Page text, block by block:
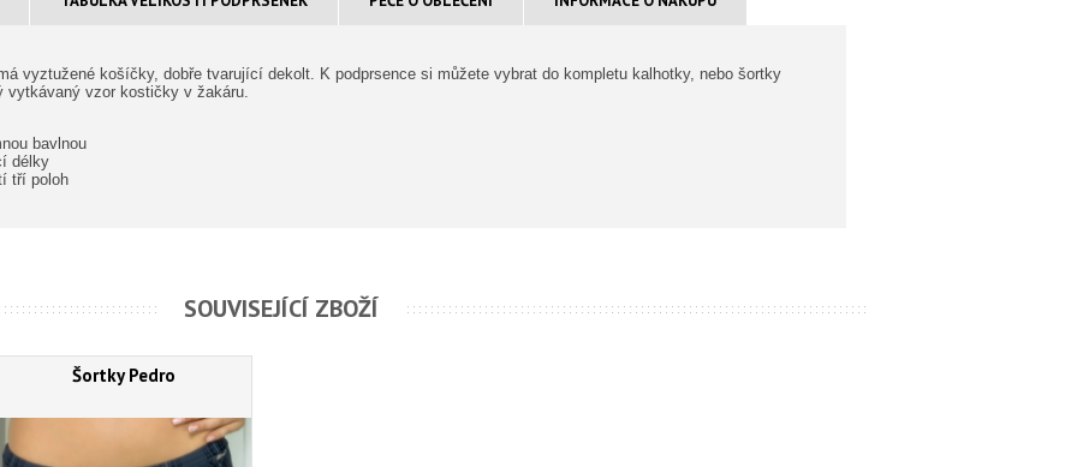
vyztužené košíčky, dobře tvarující dekolt. K podprsence si můžete vybrat do kompletu kalhotky, nebo šortky
vytkávaný vzor kostičky v žakáru.
bavlnou
délky
tří poloh
SOUVISEJÍCÍ ZBOŽÍ
Šortky Pedro